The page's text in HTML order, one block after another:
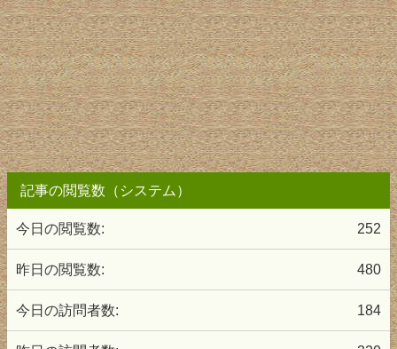
記事の閲覧数（システム）
252
今日の閲覧数:
480
昨日の閲覧数:
184
今日の訪問者数: